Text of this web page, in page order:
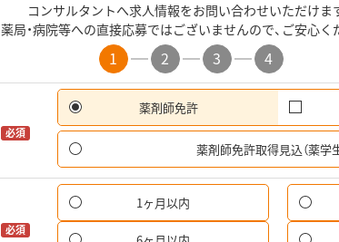
コンサルタントへ求人情報をお問い合わせいただけま
薬局・病院等への直接応募ではございませんので、ご安心く
1 2 3 4
必須
薬剤師免許
薬剤師免許取得見込（薬学
必須
1ヶ月以内